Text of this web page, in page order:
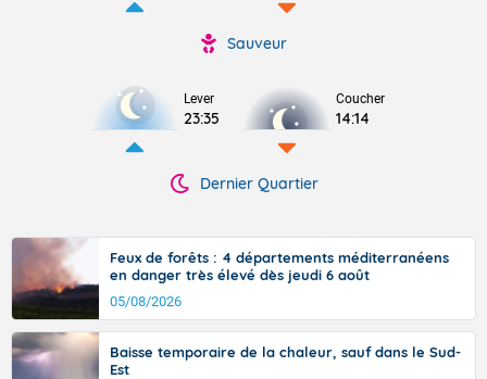
Sauveur
Lever
23:35
Coucher
14:14
Dernier Quartier
Feux de forêts : 4 départements méditerranéens
en danger très élevé dès jeudi 6 août
05/08/2026
Baisse temporaire de la chaleur, sauf dans le Sud-
Est